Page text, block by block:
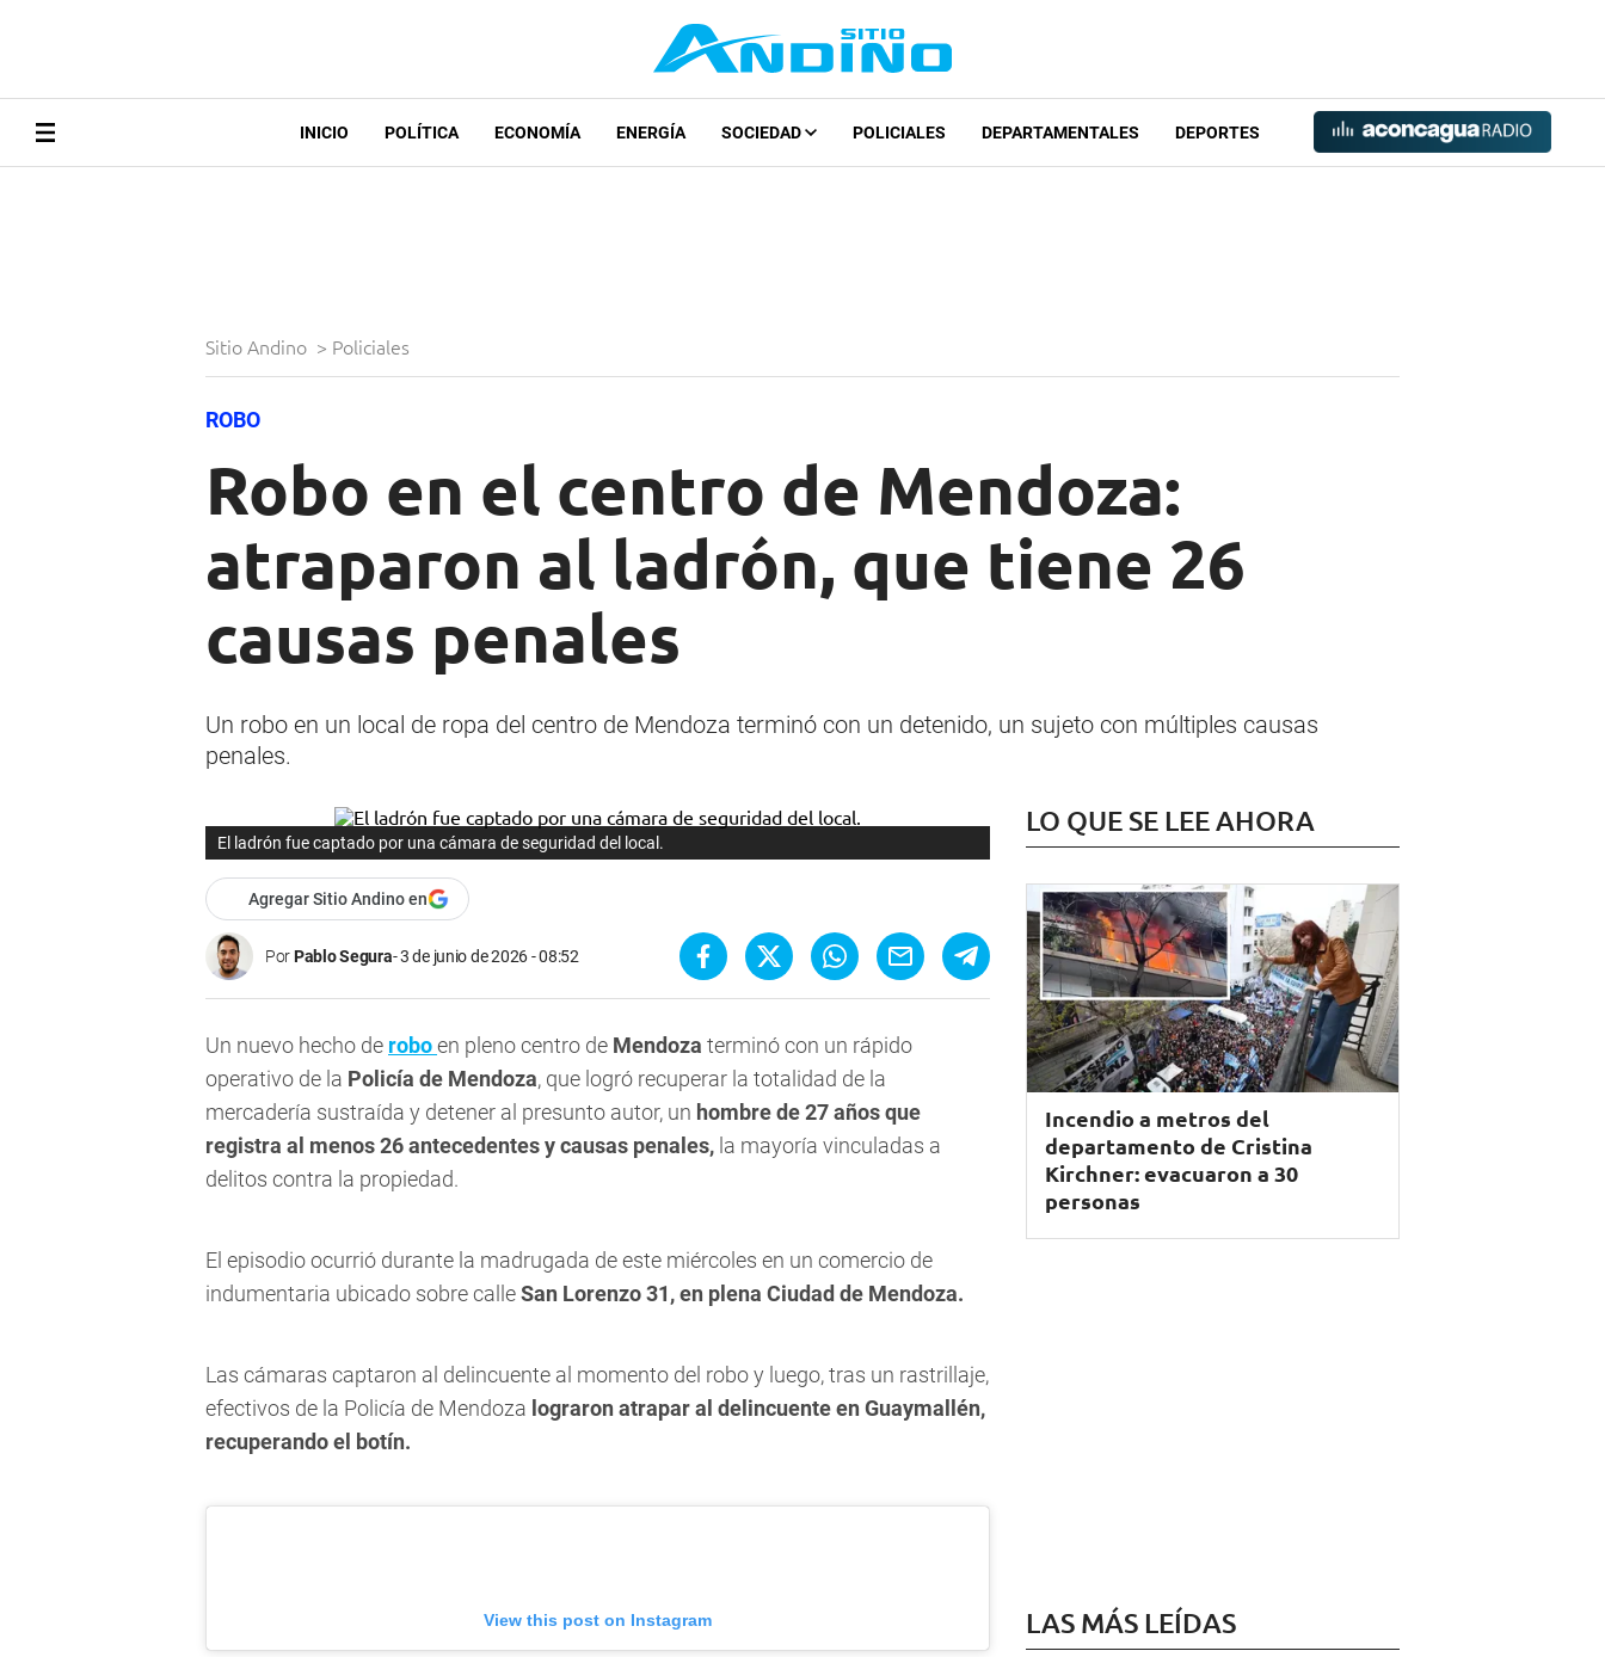
INICIO POLÍTICA ECONOMÍA ENERGÍA SOCIEDAD POLICIALES DEPARTAMENTALES DEPORTES
Sitio Andino > Policiales
ROBO
Robo en el centro de Mendoza:
atraparon al ladrón, que tiene 26
causas penales
Un robo en un local de ropa del centro de Mendoza terminó con un detenido, un sujeto con múltiples causas
penales.
El ladrón fue captado por una cámara de seguridad del local.
Agregar Sitio Andino en
PorPablo Segura 3 de junio de 2026 - 08:52
Un nuevo hecho de roboen pleno centro de Mendoza terminó con un rápido
operativo de la Policía de Mendoza, que logró recuperar la totalidad de la
mercadería sustraída y detener al presunto autor, un hombre de 27 años que
registra al menos 26 antecedentes y causas penales, la mayoría vinculadas a
delitos contra la propiedad.
El episodio ocurrió durante la madrugada de este miércoles en un comercio de
indumentaria ubicado sobre calleSan Lorenzo 31, en plena Ciudad de Mendoza.
Las cámaras captaron al delincuente al momento del robo y luego, tras un rastrillaje,
efectivos de la Policía de Mendoza lograron atrapar al delincuente en Guaymallén,
recuperando el botín.
View this post on Instagram
LO QUE SE LEE AHORA
Incendio a metros del
departamento de Cristina
Kirchner: evacuaron a 30
personas
LAS MÁS LEÍDAS